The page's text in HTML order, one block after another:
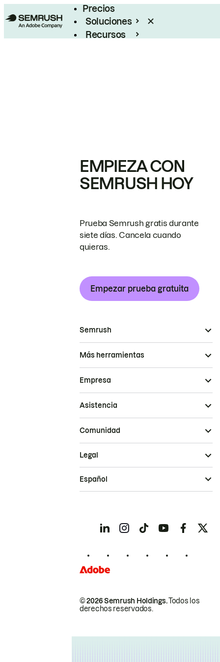
Precios
Soluciones
Recursos
EMPIEZA CON
SEMRUSH HOY
Prueba Semrush gratis durante
siete días. Cancela cuando
quieras.
Empezar prueba gratuita
Semrush
Más herramientas
Empresa
Asistencia
Comunidad
© 2026 Semrush Holdings.Todos los
derechos reservados.
Legal
Español